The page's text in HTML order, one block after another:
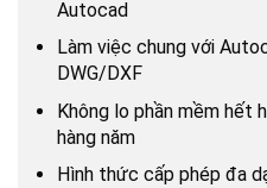
Autocad
Làm việc chung với
DWG/DXF
Không lo phần mềm hết
hàng năm
Hình thức cấp phép đa